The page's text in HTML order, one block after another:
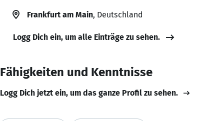
Frankfurt am Main, Deutschland
Logg Dich ein, um alle Einträge zu sehen.
Fähigkeiten und Kenntnisse
Logg Dich jetzt ein, um das ganze Profil zu sehen.